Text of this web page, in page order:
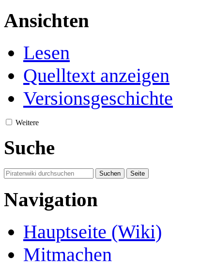
Ansichten
Lesen
Quelltext anzeigen
Versionsgeschichte
Weitere
Suche
Navigation
Hauptseite (Wiki)
Mitmachen